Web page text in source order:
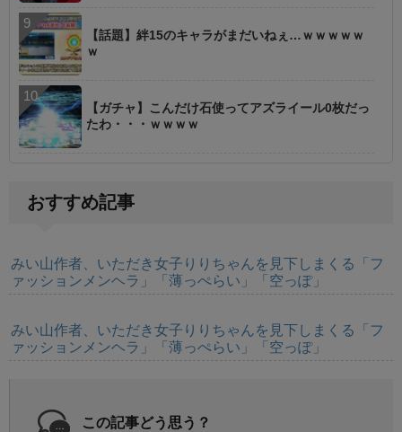
【話題】絆15のキャラがまだいねぇ…ｗｗｗｗｗ
ｗ
【ガチャ】こんだけ石使ってアズライール0枚だっ
たわ・・・ｗｗｗｗ
おすすめ記事
みい山作者、いただき女子りりちゃんを見下しまくる「フ
ァッションメンヘラ」「薄っぺらい」「空っぽ」
みい山作者、いただき女子りりちゃんを見下しまくる「フ
ァッションメンヘラ」「薄っぺらい」「空っぽ」
この記事どう思う？